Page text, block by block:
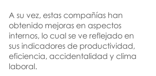
A su vez, estas compañías han
obtenido mejoras en aspectos
internos, lo cual se ve reflejado en
sus indicadores de productivi­dad,
eficiencia, accidentalidad y clima
laboral.